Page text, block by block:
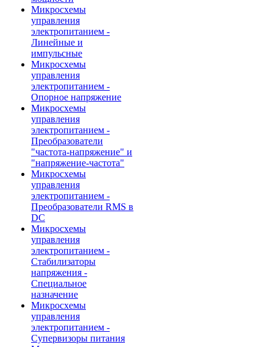
Микросхемы
управления
электропитанием -
Линейные и
импульсные
Микросхемы
управления
электропитанием -
Опорное напряжение
Микросхемы
управления
электропитанием -
Преобразователи
"частота-напряжение" и
"напряжение-частота"
Микросхемы
управления
электропитанием -
Преобразователи RMS в
DC
Микросхемы
управления
электропитанием -
Стабилизаторы
напряжения -
Специальное
назначение
Микросхемы
управления
электропитанием -
Супервизоры питания